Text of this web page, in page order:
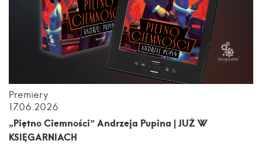
Premiery
17.06.2026
„Piętno Ciemności” Andrzeja Pupina | JUŻ W
KSIĘGARNIACH